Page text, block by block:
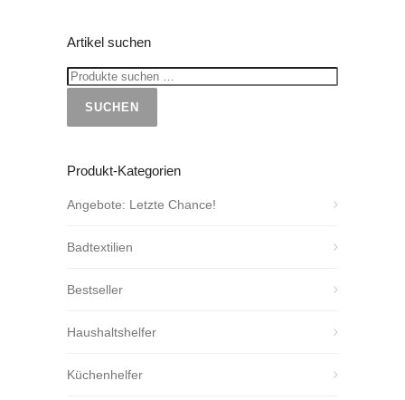
Artikel suchen
SUCHEN
Produkt-Kategorien
Angebote: Letzte Chance!
Badtextilien
Bestseller
Haushaltshelfer
Küchenhelfer